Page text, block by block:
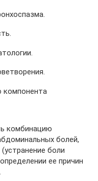
компонента
комбинацию
болей,
боли
ее причин